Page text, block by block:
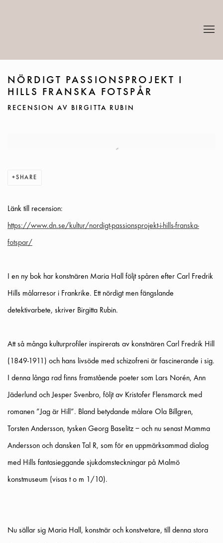
NÖRDIGT PASSIONSPROJEKT I
HILLS FRANSKA FOTSPÅR
RECENSION AV BIRGITTA RUBIN
SHARE
Länk till recension:
https://www.dn.se/kultur/nordigt-passionsprojekt-i-hills-franska-
fotspar/
I en ny bok har konstnären Maria Hall följt spåren efter Carl Fredrik
Hills målarresor i Frankrike. Ett nördigt men fängslande
detektivarbete, skriver Birgitta Rubin.
Att så många kulturprofiler inspirerats av konstnären Carl Fredrik Hill
(1849-1911) och hans livsöde med schizofreni är fascinerande i sig.
I denna långa rad finns framstående poeter som Lars Norén, Ann
Jäderlund och Jesper Svenbro, följt av Kristofer Flensmarck med
romanen ”Jag är Hill”. Bland betydande målare Ola Billgren,
Torsten Andersson, tysken Georg Baselitz – och nu senast Mamma
Andersson och dansken Tal R, som för en uppmärksammad dialog
med Hills fantasieggande sjukdomsteckningar på Malmö
konstmuseum (visas t o m 1/10).
Nu sällar sig Maria Hall, konstnär och konstvetare, till denna stora